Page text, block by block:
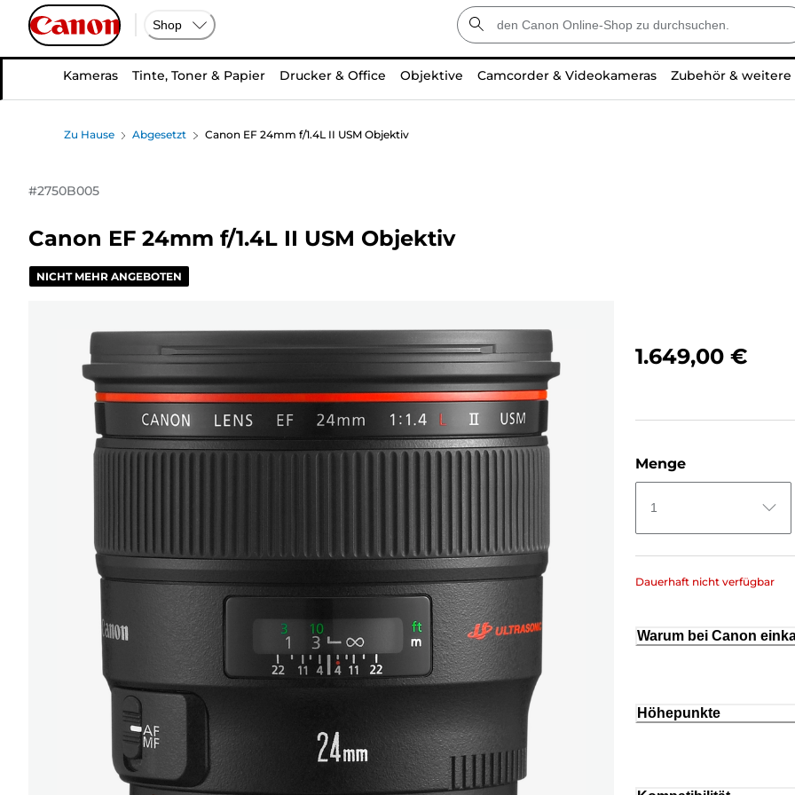
Shop
Kameras Tinte, Toner & Papier Drucker & Office Objektive Camcorder & Videokameras Zubehör &
Zu Hause Abgesetzt Canon EF 24mm f/1.4L II USM Objektiv
#2750B005
Canon EF 24mm f/1.4L II USM Objektiv
NICHT MEHR ANGEBOTEN
1.649,00 €
Menge
1
Dauerhaft nicht verfügbar
Warum bei Canon
Höhepunkte